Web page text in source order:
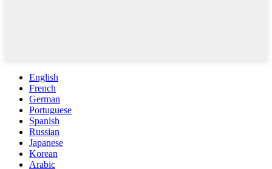
English
French
German
Portuguese
Spanish
Russian
Japanese
Korean
Arabic